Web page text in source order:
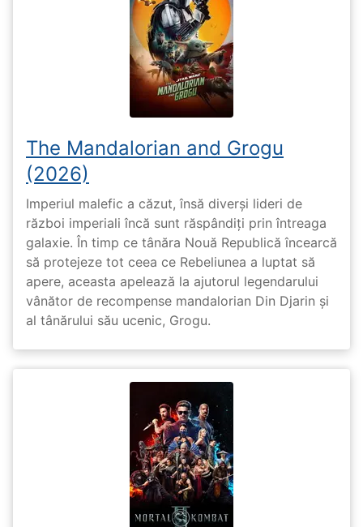
The Mandalorian and Grogu
(2026)
Imperiul malefic a căzut, însă diverși lideri de
război imperiali încă sunt răspândiți prin întreaga
galaxie. În timp ce tânăra Nouă Republică încearcă
să protejeze tot ceea ce Rebeliunea a luptat să
apere, aceasta apelează la ajutorul legendarului
vânător de recompense mandalorian Din Djarin și
al tânărului său ucenic, Grogu.